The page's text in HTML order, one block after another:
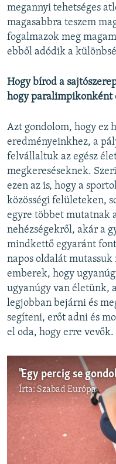
megannyi tehetséges
magasabbra teszem
fogalmazok meg
ebből adódik a
Hogy bírod a
hogy paralimpikonként
Azt gondolom, hogy ez
eredményeinkhez, a
felvállaltuk az egész
megkereséseknek.
ezen az is, hogy a
közösségi felületeken,
egyre többet mutatnak
nehézségekről, akár a
mindkettő egyaránt
napos oldalát
emberek, hogy
ugyanúgy van életünk,
legjobban bejárni és
segíteni, erőt adni és
el oda, hogy erre vevők.
Írta: Szabad Európa
Jelenleg